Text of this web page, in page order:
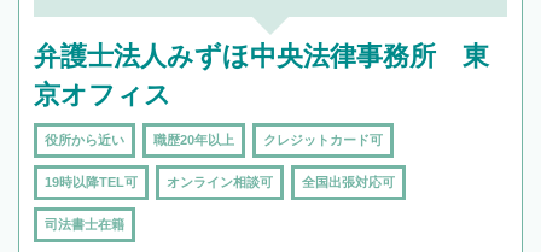
弁護士法人みずほ中央法律事務所 東
京オフィス
役所から近い 職歴20年以上 クレジットカード可
19時以降TEL可 オンライン相談可 全国出張対応可
司法書士在籍